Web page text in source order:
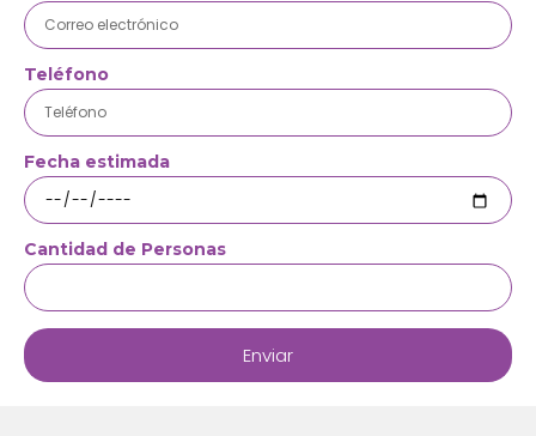
Teléfono
Fecha estimada
Cantidad de Personas
Enviar